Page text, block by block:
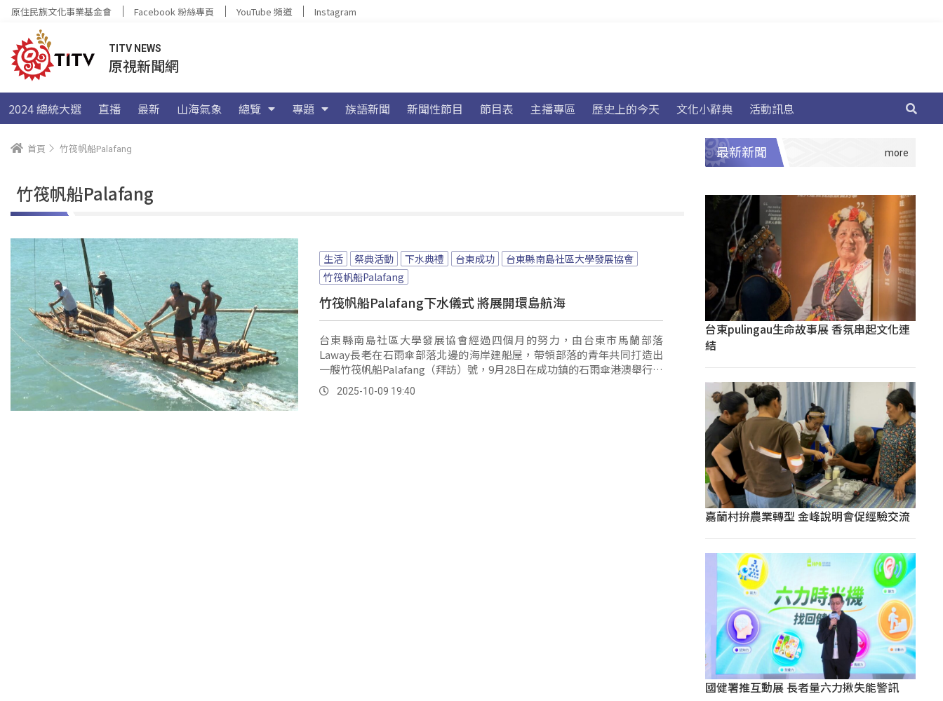
原住民族文化事業基金會 Facebook 粉絲專頁 YouTube 頻道 Instagram
TITV NEWS
原視新聞網
2024 總統大選 直播 最新 山海氣象 總覽 專題 族語新聞 新聞性節目 節目表 主播專區 歷史上的今天 文化小辭典 活動訊息
首頁 竹筏帆船Palafang
竹筏帆船Palafang
生活 祭典活動 下水典禮 台東成功
台東縣南島社區大學發展協會
竹筏帆船Palafang
竹筏帆船Palafang下水儀式 將展開環島航海
台東縣南島社區大學發展協會經過四個月的努力，由台東市馬蘭部落
Laway長老在石雨傘部落北邊的海岸建船屋，帶領部落的青年共同打造出
一艘竹筏帆船Palafang（拜訪）號，9月28日在成功鎮的石雨傘港澳舉行下
水儀式。
2025-10-09 19:40
最新新聞
台東pulingau生命故事展 香氛串起文化連
結
嘉蘭村拚農業轉型 金峰說明會促經驗交流
國健署推互動展 長者量六力揪失能警訊